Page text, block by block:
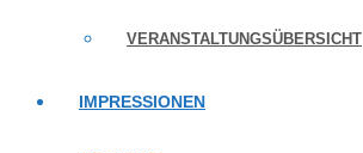
VERANSTALTUNGSÜBERSICHT
IMPRESSIONEN